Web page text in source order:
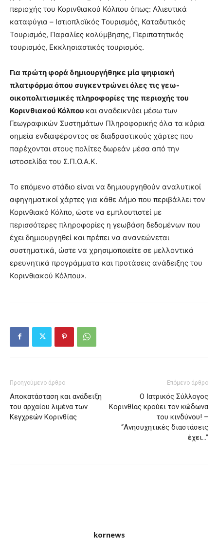
περιοχής του Κορινθιακού Κόλπου όπως: Αλιευτικά
καταφύγια – Ιστιοπλοϊκός Τουρισμός, Καταδυτικός
Τουρισμός, Παραλίες κολύμβησης, Περιπατητικός
τουρισμός, Εκκλησιαστικός τουρισμός.
Για πρώτη φορά δημιουργήθηκε μία ψηφιακή
πλατφόρμα όπου συγκεντρώνει όλες τις γεω-
οικοπολιτισμικές πληροφορίες της περιοχής του
Κορινθιακού Κόλπου και αναδεικνύει μέσω των
Γεωγραφικών Συστημάτων Πληροφορικής όλα τα κύρια
σημεία ενδιαφέροντος σε διαδραστικούς χάρτες που
παρέχονται στους πολίτες δωρεάν μέσα από την
ιστοσελίδα του Σ.Π.Ο.Α.Κ.
Το επόμενο στάδιο είναι να δημιουργηθούν αναλυτικοί
αφηγηματικοί χάρτες για κάθε Δήμο που περιβάλλει τον
Κορινθιακό Κόλπο, ώστε να εμπλουτιστεί με
περισσότερες πληροφορίες η γεωβάση δεδομένων που
έχει δημιουργηθεί και πρέπει να ανανεώνεται
συστηματικά, ώστε να χρησιμοποιείτε σε μελλοντικά
ερευνητικά προγράμματα και προτάσεις ανάδειξης του
Κορινθιακού Κόλπου».
Προηγούμενο άρθρο
Αποκατάσταση και ανάδειξη
του αρχαίου λιμένα των
Κεγχρεών Κορινθίας
Επόμενο άρθρο
Ο Ιατρικός Σύλλογος
Κορινθίας κρούει τον κώδωνα
του κινδύνου! –
“Ανησυχητικές διαστάσεις
έχει…”
kornews